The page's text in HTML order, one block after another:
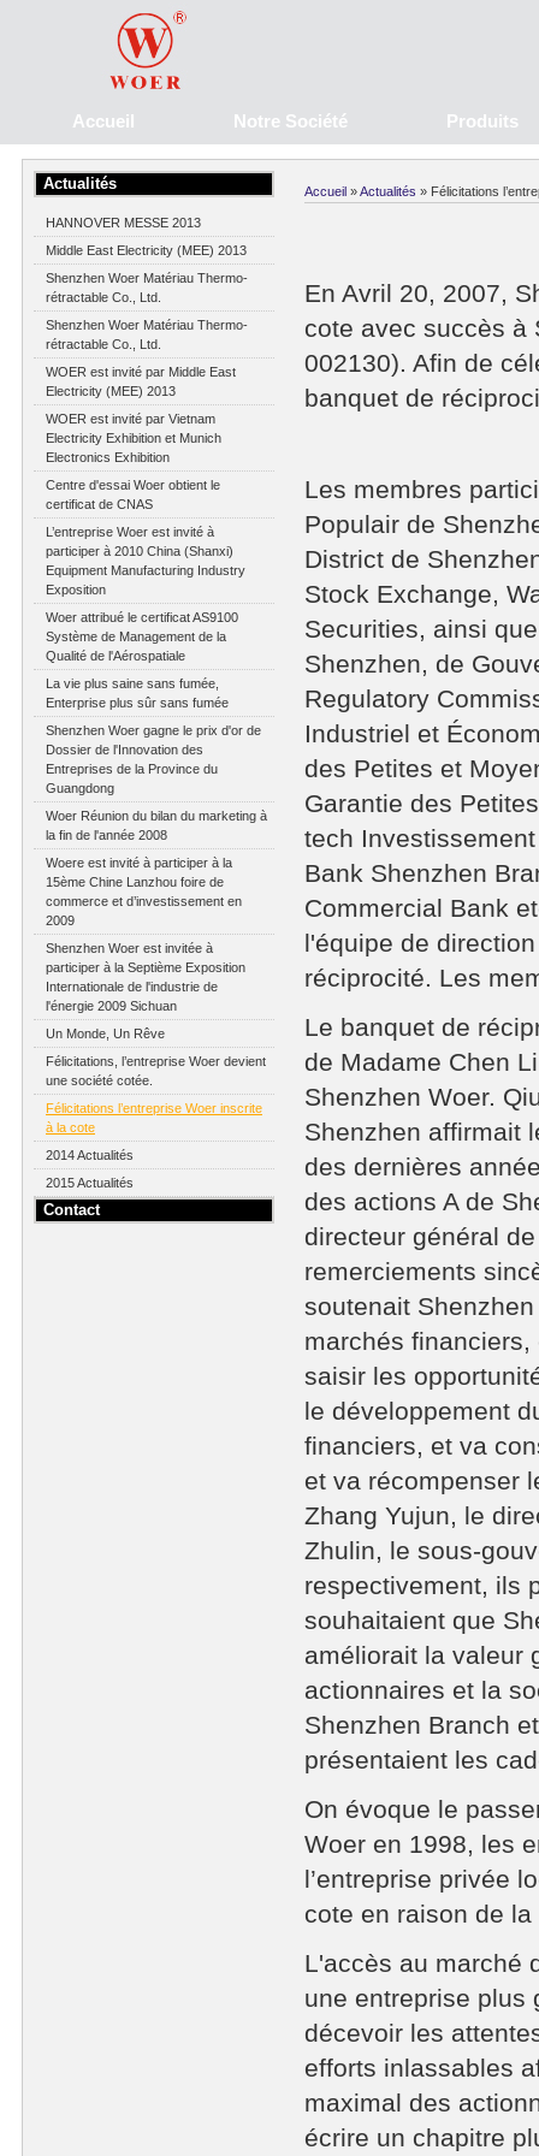
Accueil Notre Société Produits
Actualités
HANNOVER MESSE 2013
Middle East Electricity (MEE) 2013
Shenzhen Woer Matériau Thermo-
rétractable Co., Ltd.
Shenzhen Woer Matériau Thermo-
rétractable Co., Ltd.
WOER est invité par Middle East
Electricity (MEE) 2013
WOER est invité par Vietnam
Electricity Exhibition et Munich
Electronics Exhibition
Centre d'essai Woer obtient le
certificat de CNAS
L’entreprise Woer est invité à
participer à 2010 China (Shanxi)
Equipment Manufacturing Industry
Exposition
Woer attribué le certificat AS9100
Système de Management de la
Qualité de l'Aérospatiale
La vie plus saine sans fumée,
Enterprise plus sûr sans fumée
Shenzhen Woer gagne le prix d'or de
Dossier de l'Innovation des
Entreprises de la Province du
Guangdong
Woer Réunion du bilan du marketing à
la fin de l'année 2008
Woere est invité à participer à la
15ème Chine Lanzhou foire de
commerce et d’investissement en
2009
Shenzhen Woer est invitée à
participer à la Septième Exposition
Internationale de l'industrie de
l'énergie 2009 Sichuan
Un Monde, Un Rêve
Félicitations, l’entreprise Woer devient
une société cotée.
Félicitations l’entreprise Woer inscrite
à la cote
2014 Actualités
2015 Actualités
Contact
Accueil »Actualités » Félicitations
En Avril 20, 2007,
cote avec succès à
002130). Afin de
banquet de
Les membres
Populair de
District de
Stock Exchange,
Securities, ainsi
Shenzhen, de
Regulatory
Industriel et
des Petites et
Garantie des
tech
Bank Shenzhen
Commercial Bank
l'équipe de
réciprocité. Les
Le banquet de
de Madame Chen
Shenzhen Woer.
Shenzhen affirmait
des dernières
des actions A de
directeur général
remerciements
soutenait
marchés financiers,
saisir les
le développement
financiers, et va
et va récompenser
Zhang Yujun, le
Zhulin, le sous-
respectivement, ils
souhaitaient que
améliorait la valeur
actionnaires et la
Shenzhen Branch
présentaient les
On évoque le
Woer en 1998, les
l’entreprise privée
cote en raison de
L'accès au marché
une entreprise plus
décevoir les
efforts inlassables
maximal des
écrire un chapitre